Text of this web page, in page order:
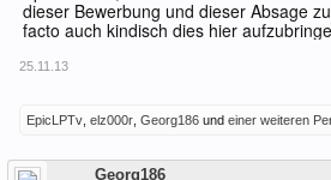
dieser Bewerbung und dieser Absage
facto auch kindisch dies hier
25.11.13
EpicLPTv elz000r Georg186 und einer weiteren
Georg186